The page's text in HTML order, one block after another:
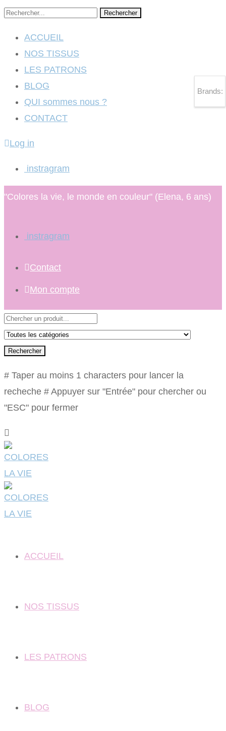
Rechercher
ACCUEIL
NOS TISSUS
LES PATRONS
BLOG
QUI sommes nous ?
CONTACT
Log in
instragram
"Colores la vie, le monde en couleur" (Elena, 6 ans)
instragram
Contact
Mon compte
Rechercher
# Taper au moins 1 characters pour lancer la
recheche # Appuyer sur "Entrée" pour chercher ou
"ESC" pour fermer
ACCUEIL
NOS TISSUS
LES PATRONS
BLOG
Brands: